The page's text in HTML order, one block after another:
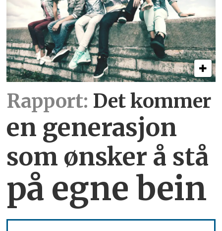
Rapport: Det kommer
en generasjon
som ønsker å stå
på egne bein